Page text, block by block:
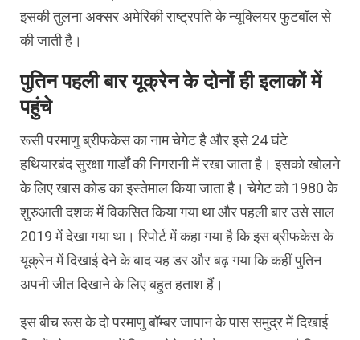
इसकी तुलना अक्‍सर अमेरिकी राष्‍ट्रपति के न्‍यूक्लियर फुटबॉल से
की जाती है।
पुतिन पहली बार यूक्रेन के दोनों ही इलाकों में
पहुंचे
रूसी परमाणु ब्रीफकेस का नाम चेगेट है और इसे 24 घंटे
हथियारबंद सुरक्षा गार्डों की निगरानी में रखा जाता है। इसको खोलने
के लिए खास कोड का इस्‍तेमाल किया जाता है। चेगेट को 1980 के
शुरुआती दशक में विकसित किया गया था और पहली बार उसे साल
2019 में देखा गया था। रिपोर्ट में कहा गया है कि इस ब्रीफकेस के
यूक्रेन में दिखाई देने के बाद यह डर और बढ़ गया कि कहीं पुतिन
अपनी जीत दिखाने के लिए बहुत हताश हैं।
इस बीच रूस के दो परमाणु बॉम्‍बर जापान के पास समुद्र में दिखाई